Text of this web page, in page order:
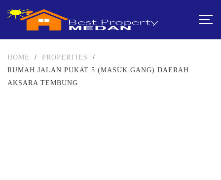
HOME / PROPERTIES
/
RUMAH JALAN PUKAT 5 (MASUK GANG) DAERAH
AKSARA TEMBUNG